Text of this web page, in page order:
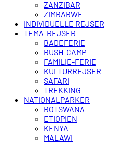
ZANZIBAR
ZIMBABWE
INDIVIDUELLE REJSER
TEMA-REJSER
BADEFERIE
BUSH-CAMP
FAMILIE-FERIE
KULTURREJSER
SAFARI
TREKKING
NATIONALPARKER
BOTSWANA
ETIOPIEN
KENYA
MALAWI